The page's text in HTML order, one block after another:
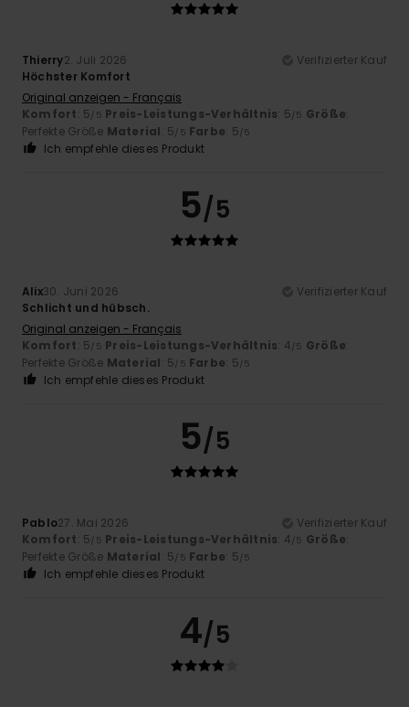
Thierry2. Juli 2026
Verifizierter Kauf
Höchster Komfort
Original anzeigen - Français
Komfort: 5 /5 Preis-Leistungs-Verhältnis: 5 /5 Größe:
Perfekte Größe Material: 5 /5 Farbe: 5 /5
Ich empfehle dieses Produkt
5/5
Alix30. Juni 2026
Verifizierter Kauf
Schlicht und hübsch.
Original anzeigen - Français
Komfort: 5 /5 Preis-Leistungs-Verhältnis: 4 /5 Größe:
Perfekte Größe Material: 5 /5 Farbe: 5 /5
Ich empfehle dieses Produkt
5/5
Pablo27. Mai 2026
Verifizierter Kauf
Komfort: 5 /5 Preis-Leistungs-Verhältnis: 4 /5 Größe:
Perfekte Größe Material: 5 /5 Farbe: 5 /5
Ich empfehle dieses Produkt
4/5